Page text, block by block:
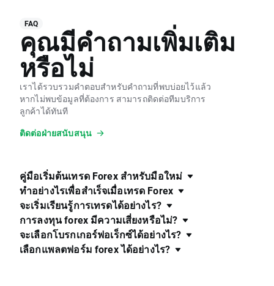
FAQ
คุณมีคำถามเพิ่มเติม
หรือไม่
เราได้รวบรวมคำตอบสำหรับคำถามที่พบบ่อยไว้แล้ว
หากไม่พบข้อมูลที่ต้องการ สามารถติดต่อทีมบริการ
ลูกค้าได้ทันที
ติดต่อฝ่ายสนับสนุน
คู่มือเริ่มต้นเทรด Forex สำหรับมือใหม่
ทำอย่างไรเพื่อสำเร็จเมื่อเทรด Forex
จะเริ่มเรียนรู้การเทรดได้อย่างไร?
การลงทุน forex มีความเสี่ยงหรือไม่?
จะเลือกโบรกเกอร์ฟอเร็กซ์ได้อย่างไร?
เลือกแพลตฟอร์ม forex ได้อย่างไร?